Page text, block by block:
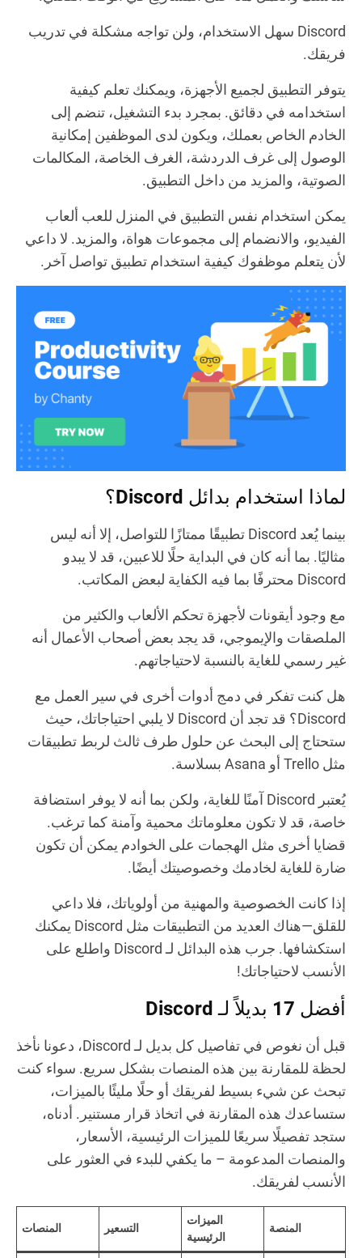
Discord سهل الاستخدام، ولن تواجه مشكلة في تدريب
فريقك.
يتوفر التطبيق لجميع الأجهزة، ويمكنك تعلم كيفية
استخدامه في دقائق. بمجرد بدء التشغيل، تنضم إلى
الخادم الخاص بعملك، ويكون لدى الموظفين إمكانية
الوصول إلى غرف الدردشة، الغرف الخاصة، المكالمات
الصوتية، والمزيد من داخل التطبيق.
يمكن استخدام نفس التطبيق في المنزل للعب ألعاب
الفيديو، والانضمام إلى مجموعات هواة، والمزيد. لا داعي
لأن يتعلم موظفوك كيفية استخدام تطبيق تواصل آخر.
لماذا استخدام بدائل Discord؟
بينما يُعد Discord تطبيقًا ممتازًا للتواصل، إلا أنه ليس
مثاليًا. بما أنه كان في البداية حلًا للاعبين، قد لا يبدو
Discord محترفًا بما فيه الكفاية لبعض المكاتب.
مع وجود أيقونات لأجهزة تحكم الألعاب والكثير من
الملصقات والإيموجي، قد يجد بعض أصحاب الأعمال أنه
غير رسمي للغاية بالنسبة لاحتياجاتهم.
هل كنت تفكر في دمج أدوات أخرى في سير العمل مع
Discord؟ قد تجد أن Discord لا يلبي احتياجاتك، حيث
ستحتاج إلى البحث عن حلول طرف ثالث لربط تطبيقات
مثل Trello أو Asana بسلاسة.
يُعتبر Discord آمنًا للغاية، ولكن بما أنه لا يوفر استضافة
خاصة، قد لا تكون معلوماتك محمية وآمنة كما ترغب.
قضايا أخرى مثل الهجمات على الخوادم يمكن أن تكون
ضارة للغاية لخادمك وخصوصيتك أيضًا.
إذا كانت الخصوصية والمهنية من أولوياتك، فلا داعي
للقلق—هناك العديد من التطبيقات مثل Discord يمكنك
استكشافها. جرب هذه البدائل لـ Discord واطلع على
الأنسب لاحتياجاتك!
أفضل 17 بديلاً لـ Discord
قبل أن نغوص في تفاصيل كل بديل لـ Discord، دعونا نأخذ
لحظة للمقارنة بين هذه المنصات بشكل سريع. سواء كنت
تبحث عن شيء بسيط لفريقك أو حلًا مليئًا بالميزات،
ستساعدك هذه المقارنة في اتخاذ قرار مستنير. أدناه،
ستجد تفصيلًا سريعًا للميزات الرئيسية، الأسعار،
والمنصات المدعومة – ما يكفي للبدء في العثور على
الأنسب لفريقك.
المنصة
الميزات
الرئيسية
التسعير المنصات